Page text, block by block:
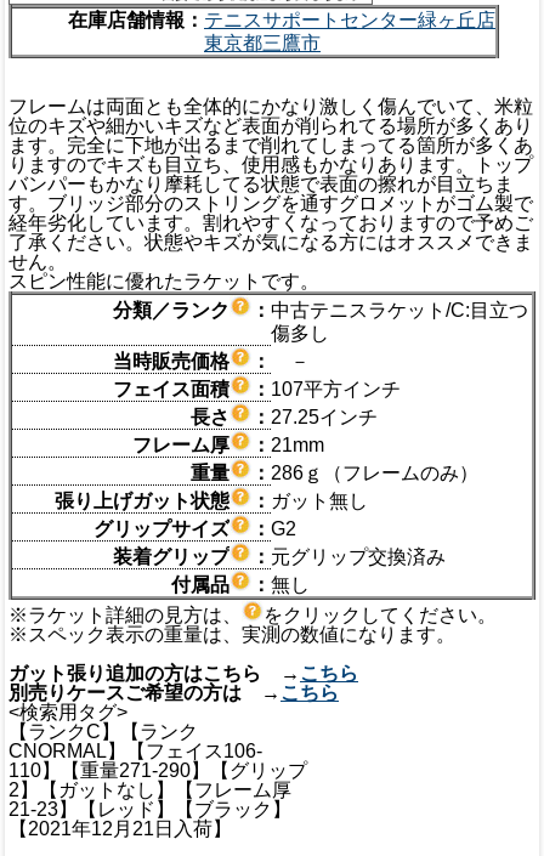
在庫店舗情報： テニスサポートセンター緑ヶ丘店
東京都三鷹市
フレームは両面とも全体的にかなり激しく傷んでいて、米粒
位のキズや細かいキズなど表面が削られてる場所が多くあり
ます。完全に下地が出るまで削れてしまってる箇所が多くあ
りますのでキズも目立ち、使用感もかなりあります。トップ
バンパーもかなり摩耗してる状態で表面の擦れが目立ちま
す。ブリッジ部分のストリングを通すグロメットがゴム製で
経年劣化しています。割れやすくなっておりますので予めご
了承ください。状態やキズが気になる方にはオススメできま
せん。
スピン性能に優れたラケットです。
分類／ランク
： 中古テニスラケット/C:目立つ
傷多し
当時販売価格
：
－
フェイス面積
： 107平方インチ
長さ
： 27.25インチ
フレーム厚
： 21mm
重量
： 286ｇ（フレームのみ）
張り上げガット状態
： ガット無し
グリップサイズ
： G2
装着グリップ
： 元グリップ交換済み
付属品
： 無し
※ラケット詳細の見方は、
をクリックしてください。
※スペック表示の重量は、実測の数値になります。
ガット張り追加の方はこちら → こちら
別売りケースご希望の方は → こちら
<検索用タグ>
【ランクC】【ランク
CNORMAL】【フェイス106-
110】【重量271-290】【グリップ
2】【ガットなし】【フレーム厚
21-23】【レッド】【ブラック】
【2021年12月21日入荷】